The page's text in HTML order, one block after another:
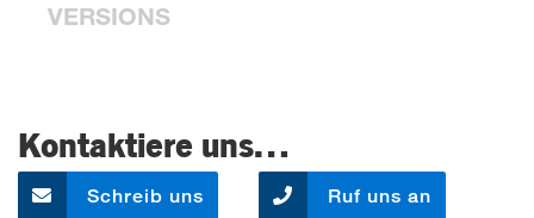
VERSIONS
Kontaktiere uns…
Schreib uns Ruf uns an